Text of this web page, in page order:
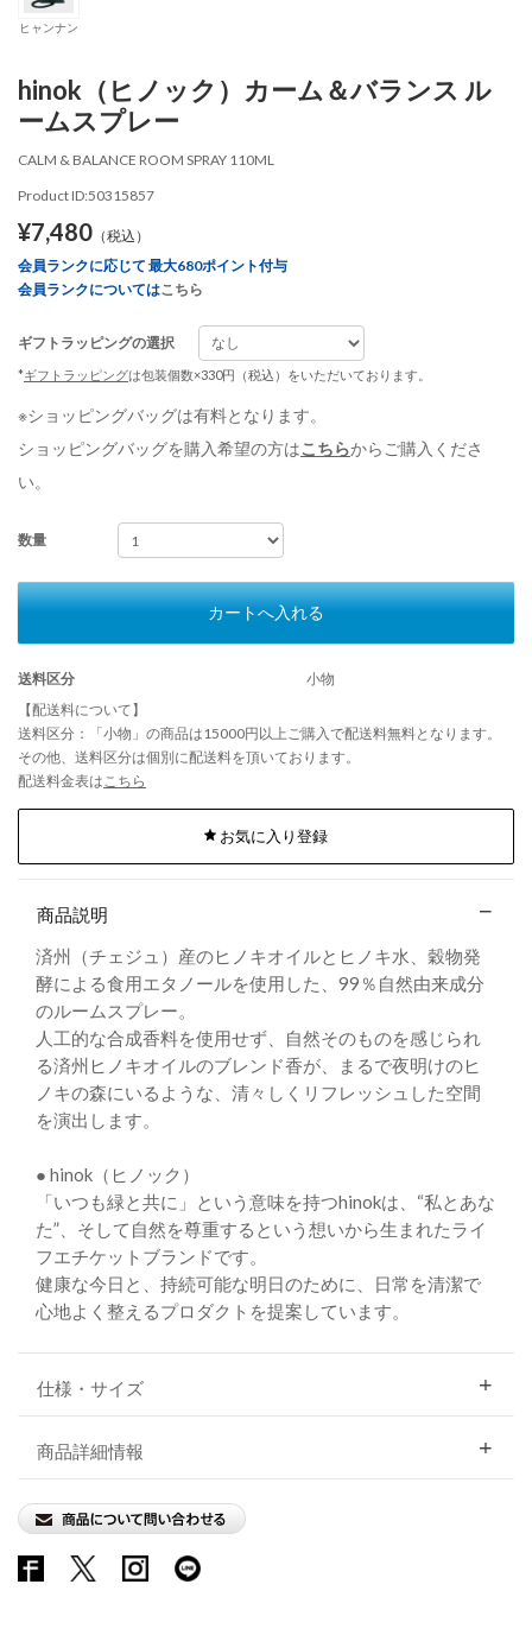
ヒャンナン
hinok（ヒノック）カーム＆バランス ル
ームスプレー
CALM & BALANCE ROOM SPRAY 110ML
Product ID:50315857
¥7,480 （税込）
会員ランクに応じて 最大680ポイント付与
会員ランクについてはこちら
ギフトラッピングの選択
*ギフトラッピングは包装個数×330円（税込）をいただいております。
※ショッピングバッグは有料となります。
ショッピングバッグを購入希望の方はこちらからご購入くださ
い。
数量
カートへ入れる
送料区分
小物
【配送料について】
送料区分：「小物」の商品は15000円以上ご購入で配送料無料となります。
その他、送料区分は個別に配送料を頂いております。
配送料金表はこちら
お気に入り登録
商品説明
済州（チェジュ）産のヒノキオイルとヒノキ水、穀物発
酵による食用エタノールを使用した、99％自然由来成分
のルームスプレー。
人工的な合成香料を使用せず、自然そのものを感じられ
る済州ヒノキオイルのブレンド香が、まるで夜明けのヒ
ノキの森にいるような、清々しくリフレッシュした空間
を演出します。
● hinok（ヒノック）
「いつも緑と共に」という意味を持つhinokは、“私とあな
た”、そして自然を尊重するという想いから生まれたライ
フエチケットブランドです。
健康な今日と、持続可能な明日のために、日常を清潔で
心地よく整えるプロダクトを提案しています。
仕様・サイズ
商品詳細情報